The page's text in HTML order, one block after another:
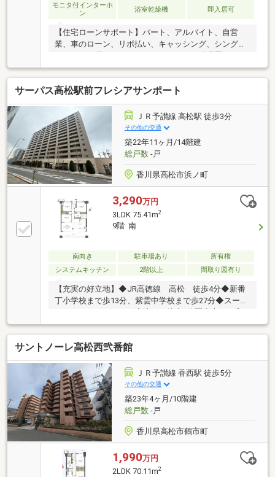
モニタ付インターホ
ン
浴室乾燥機 即入居可
【住宅ローンサポート】パート、アルバイト、自営
業、車のローン、リボ払い、キャッシング、シングル
など住宅ローン審査が不安、「自分は無理かも…」と
いう方ほどご相談ください！▼審査通過例・年収300
万＋車ローン／勤続1年→通過・年収260万／シングル
／カード残債→通過・転職4ヶ月／頭金0→通過・自営
業2年目→補足資料＆補足説明で通過・パート3年目/年
収180万円→承無理な営業はいたしません。通る方法
を一緒に探します。087-810-3147／【見学予約】から
も受付中
サーパス高松駅前フレシアサンポート
ＪＲ予讃線 高松駅 徒歩3分
その他の交通
築22年11ヶ月/14階建
総戸数-戸
香川県高松市浜ノ町
3,290万円
3LDK 75.41m2
9階 南
南向き 駐車場あり
所有権
システムキッチン
2階以上 間取り図有り
【充実の好立地】◆JR高徳線 高松 徒歩4分◆新番
丁小学校まで歩13分、紫雲中学校まで歩27分◆スーパ
内可能です♪
サントノーレ高松西弐番館
ＪＲ予讃線 香西駅 徒歩5分
その他の交通
築23年4ヶ月/10階建
総戸数-戸
香川県高松市鶴市町
1,990万円
2LDK 70.11m2